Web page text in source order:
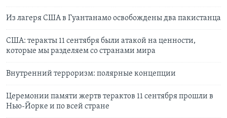
Из лагеря США в Гуантанамо освобождены два пакистанца
США: теракты 11 сентября были атакой на ценности,
которые мы разделяем со странами мира
Внутренний терроризм: полярные концепции
Церемонии памяти жертв терактов 11 сентября прошли в
Нью-Йорке и по всей стране